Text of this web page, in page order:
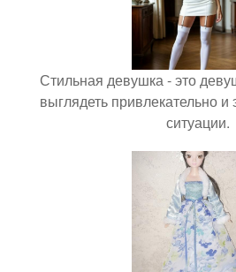
Стильная девушка - это
выглядеть привлекательно
ситуации.